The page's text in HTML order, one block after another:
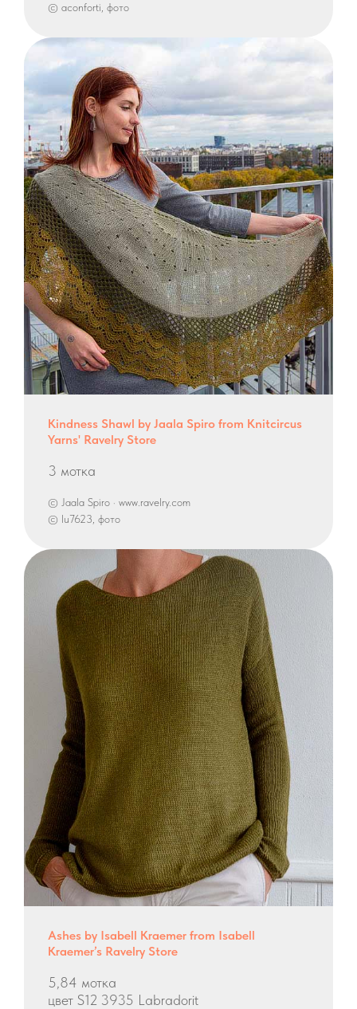
© aconforti, фото
Kindness Shawl by Jaala Spiro from Knitcircus
Yarns' Ravelry Store
3 мотка
© Jaala Spiro · www.ravelry.com
© lu7623, фото
Ashes by Isabell Kraemer from Isabell
Kraemer’s Ravelry Store
5,84 мотка
цвет S12 3935 Labradorit